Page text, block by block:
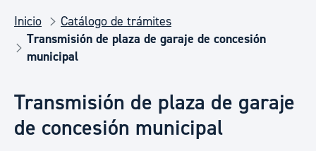
Inicio
Catálogo de trámites
Transmisión de plaza de garaje de concesión
municipal
Transmisión de plaza de garaje
de concesión municipal